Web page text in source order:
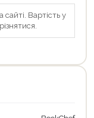
сайті. Вартість у